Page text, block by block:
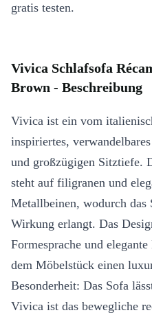
gratis testen.
Vivica Schlafsofa
Brown - Beschreibung
Vivica ist ein vom
inspiriertes,
und großzügigen Sitztiefe.
steht auf filigranen und
Metallbeinen, wodurch das
Wirkung erlangt. Das
Formesprache und
dem Möbelstück einen
Besonderheit: Das Sofa
Vivica ist das bewegliche